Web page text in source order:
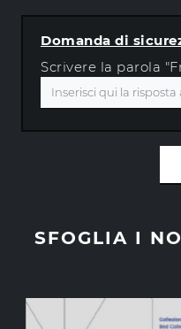
SFOGLIA I
Domanda di
Scrivere la parola